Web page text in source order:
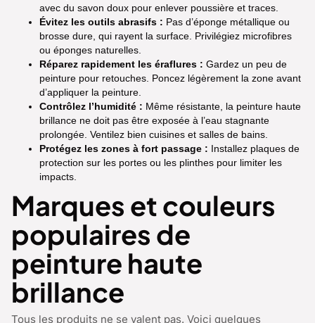
avec du savon doux pour enlever poussière et traces.
Évitez les outils abrasifs : Pas d’éponge métallique ou
brosse dure, qui rayent la surface. Privilégiez microfibres
ou éponges naturelles.
Réparez rapidement les éraflures : Gardez un peu de
peinture pour retouches. Poncez légèrement la zone avant
d’appliquer la peinture.
Contrôlez l’humidité : Même résistante, la peinture haute
brillance ne doit pas être exposée à l’eau stagnante
prolongée. Ventilez bien cuisines et salles de bains.
Protégez les zones à fort passage : Installez plaques de
protection sur les portes ou les plinthes pour limiter les
impacts.
Marques et couleurs
populaires de
peinture haute
brillance
Tous les produits ne se valent pas. Voici quelques